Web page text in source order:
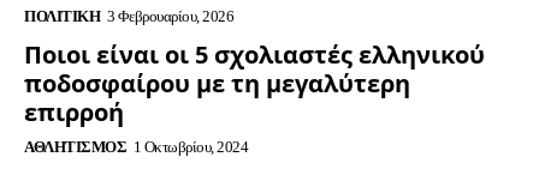
ΠΟΛΙΤΙΚΉ 3 Φεβρουαρίου, 2026
Ποιοι είναι οι 5 σχολιαστές ελληνικού
ποδοσφαίρου με τη μεγαλύτερη
επιρροή
ΑΘΛΗΤΙΣΜΌΣ 1 Οκτωβρίου, 2024